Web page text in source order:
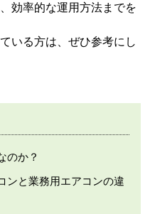
効率的な運用方法までを
いる方は、ぜひ参考にし
のか？
ンと業務用エアコンの違